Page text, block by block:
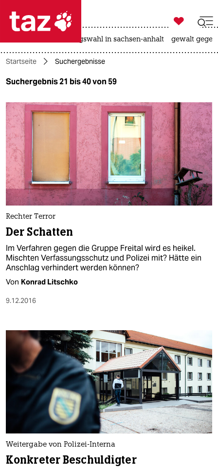
 taz zahl ich
taz zahl ich
themen
politik
öko
gesellschaft
kultur
sport
berlin
wahrheit
verlag
verlag
shop
fragen & hilfe
unterstützen
genossenschaft

taz zahl ich
landtagswahl in sachsen-anhalt gewalt
Startseite Suchergebnisse
Suchergebnis 21 bis 40 von 59
Rechter Terror
Der Schatten
Im Verfahren gegen die Gruppe Freital wird es heikel.
Mischten Verfassungsschutz und Polizei mit? Hätte ein
Anschlag verhindert werden können?
Von Konrad Litschko
9.12.2016
Weitergabe von Polizei-Interna
Konkreter Beschuldigter